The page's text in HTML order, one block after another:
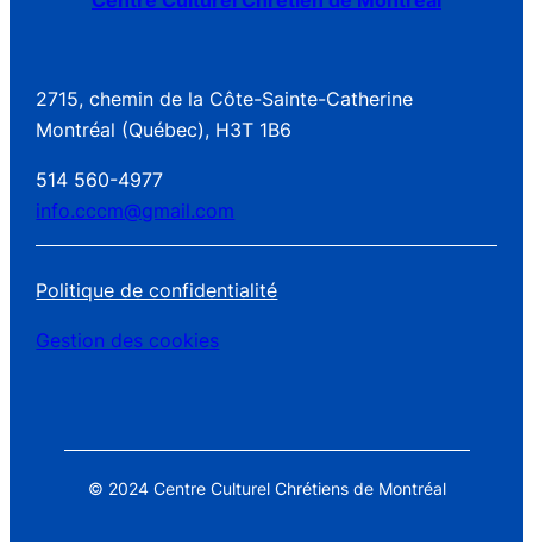
2715, chemin de la Côte-Sainte-Catherine
Montréal (Québec), H3T 1B6
514 560-4977
info.cccm@gmail.com
Politique de confidentialité
Gestion des cookies
© 2024 Centre Culturel Chrétiens de Montréal